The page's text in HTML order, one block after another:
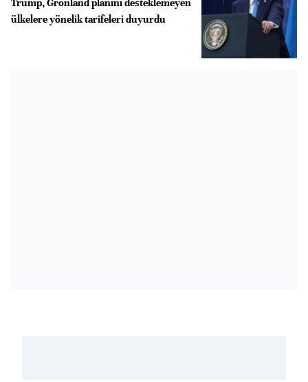
Trump, Grönland planını desteklemeyen
ülkelere yönelik tarifeleri duyurdu